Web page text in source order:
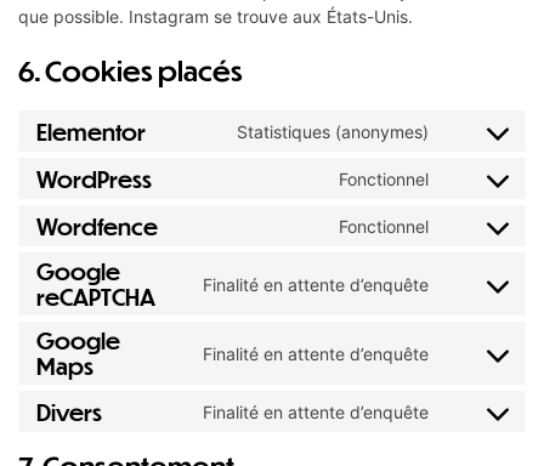
que possible. Instagram se trouve aux États-Unis.
6. Cookies placés
Elementor Statistiques (anonymes)
WordPress Fonctionnel
Wordfence Fonctionnel
Google
reCAPTCHA
Finalité en attente d’enquête
Google
Maps
Finalité en attente d’enquête
Divers Finalité en attente d’enquête